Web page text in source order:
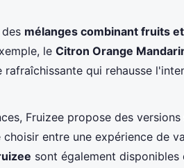
mélanges combinant fruits
le Citron Orange
qui rehausse
Fruizee propose des versions
entre une expérience de
sont également disponibles